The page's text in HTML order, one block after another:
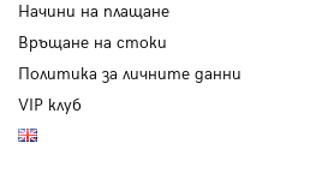
Начини на плащане
Връщане на стоки
Политика за личните данни
VIP клуб